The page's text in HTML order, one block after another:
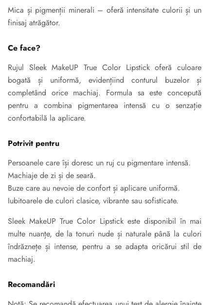
Mica și pigmenții minerali – oferă intensitate culorii și un
finisaj atrăgător.
Ce face?
Rujul Sleek MakeUP True Color Lipstick oferă culoare
bogată și uniformă, evidențiind conturul buzelor și
completând orice machiaj. Formula sa este concepută
pentru a combina pigmentarea intensă cu o senzație
confortabilă la aplicare.
Potrivit pentru
Persoanele care își doresc un ruj cu pigmentare intensă.
Machiaje de zi și de seară.
Buze care au nevoie de confort și aplicare uniformă.
Iubitoarele de culori clasice, vibrante sau sofisticate.
Sleek MakeUP True Color Lipstick este disponibil în mai
multe nuanțe, de la tonuri nude și naturale până la culori
îndrăznețe și intense, pentru a se adapta oricărui stil de
machiaj.
Recomandări